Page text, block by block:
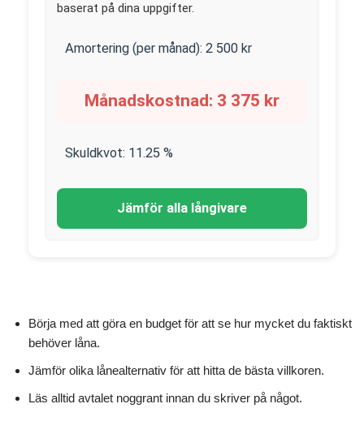
baserat på dina uppgifter.
Amortering (per månad): 2 500 kr
Månadskostnad: 3 375 kr
Skuldkvot: 11.25 %
Jämför alla långivare
Börja med att göra en budget för att se hur mycket du faktiskt
behöver låna.
Jämför olika lånealternativ för att hitta de bästa villkoren.
Läs alltid avtalet noggrant innan du skriver på något.